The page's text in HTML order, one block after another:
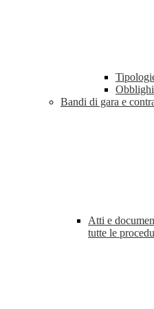
Bandi di gara e
Atti e
tutte le